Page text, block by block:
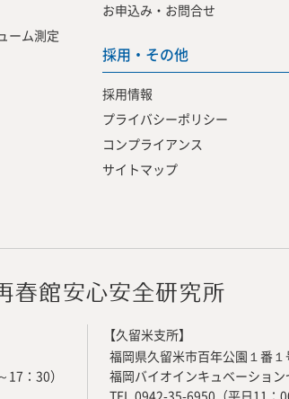
ーム測定
お申込み・お問合せ
採用・その他
採用情報
プライバシーポリシー
コンプライアンス
サイトマップ
：30）
【久留米支所】
福岡県久留米市百年公園１番１
福岡バイオインキュベーショ